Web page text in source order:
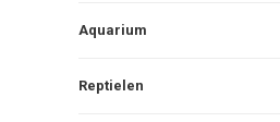
Aquarium
Reptielen